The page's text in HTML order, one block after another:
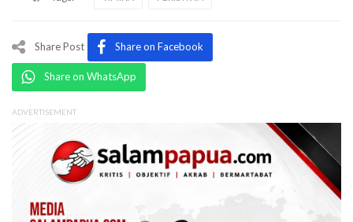
Share Post Share on Facebook
Share on WhatsApp
ADVERTISEMENT